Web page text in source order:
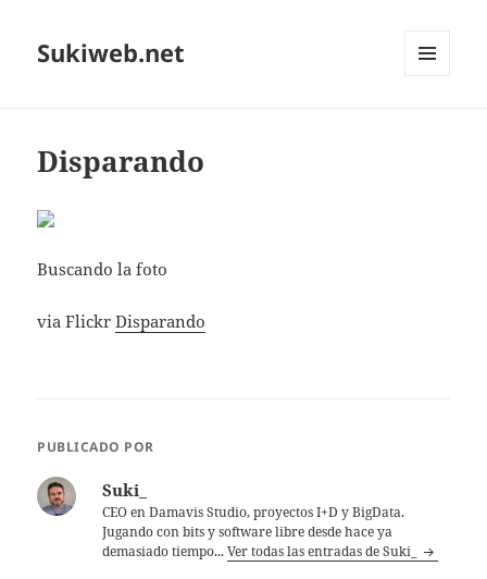
Sukiweb.net
Disparando
Buscando la foto
via FlickrDisparando
PUBLICADO POR
Suki_
CEO en Damavis Studio, proyectos I+D y BigData.
Jugando con bits y software libre desde hace ya
demasiado tiempo...Ver todas las entradas de Suki_